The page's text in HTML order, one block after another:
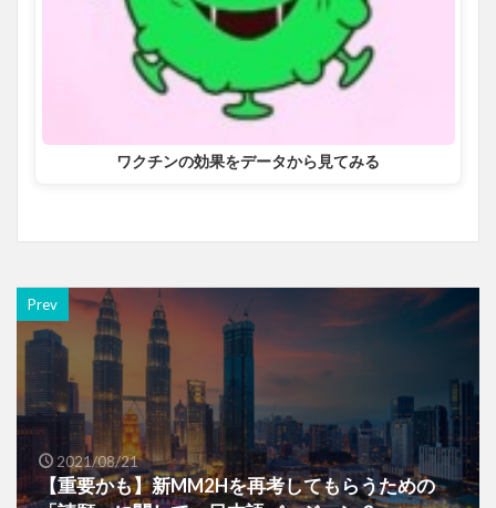
ワクチンの効果をデータから見てみる
Prev
2021/08/21
【重要かも】新MM2Hを再考してもらうための